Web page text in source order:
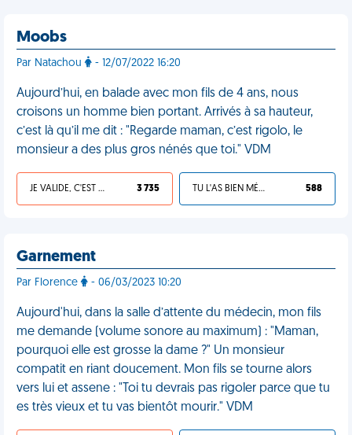
Moobs
Par Natachou - 12/07/2022 16:20
Aujourd’hui, en balade avec mon fils de 4 ans, nous
croisons un homme bien portant. Arrivés à sa hauteur,
c’est là qu’il me dit : "Regarde maman, c’est rigolo, le
monsieur a des plus gros nénés que toi." VDM
JE VALIDE, C'EST UNE VDM 3 735 TU L'AS BIEN MÉRITÉ 588
Garnement
Par Florence - 06/03/2023 10:20
Aujourd'hui, dans la salle d’attente du médecin, mon fils
me demande (volume sonore au maximum) : "Maman,
pourquoi elle est grosse la dame ?" Un monsieur
compatit en riant doucement. Mon fils se tourne alors
vers lui et assene : "Toi tu devrais pas rigoler parce que tu
es très vieux et tu vas bientôt mourir." VDM